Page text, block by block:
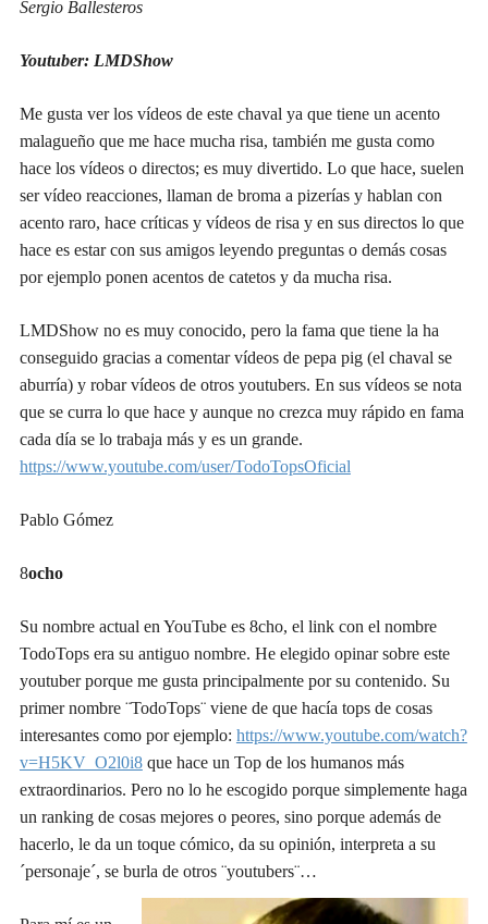
Sergio Ballesteros
Youtuber: LMDShow
Me gusta ver los vídeos de este chaval ya que tiene un acento
malagueño que me hace mucha risa, también me gusta como
hace los vídeos o directos; es muy divertido. Lo que hace, suelen
ser vídeo reacciones, llaman de broma a pizerías y hablan con
acento raro, hace críticas y vídeos de risa y en sus directos lo que
hace es estar con sus amigos leyendo preguntas o demás cosas
por ejemplo ponen acentos de catetos y da mucha risa.
LMDShow no es muy conocido, pero la fama que tiene la ha
conseguido gracias a comentar vídeos de pepa pig (el chaval se
aburría) y robar vídeos de otros youtubers. En sus vídeos se nota
que se curra lo que hace y aunque no crezca muy rápido en fama
cada día se lo trabaja más y es un grande.
https://www.youtube.com/user/TodoTopsOficial
Pablo Gómez
8ocho
Su nombre actual en YouTube es 8cho, el link con el nombre
TodoTops era su antiguo nombre. He elegido opinarsobreeste
youtuber porque me gusta principalmente por su contenido. Su
primer nombre ¨TodoTops¨ viene de que hacía tops de cosas
interesantes como por ejemplo: https://www.youtube.com/watch?
v=H5KV_O2l0i8que hace un Top de los humanos más
extraordinarios. Pero no lo he escogido porque simplemente haga
un ranking de cosas mejores o peores, sino porque además de
hacerlo, le da un toque cómico, da su opinión, interpreta a su
´personaje´, se burla de otros ¨youtubers¨…